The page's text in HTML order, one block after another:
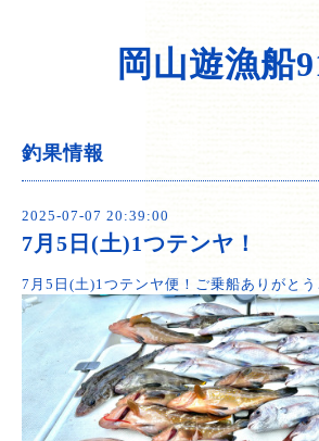
岡山遊漁船
釣果情報
2025-07-07 20:39:00
7月5日(土)1つテンヤ！
7月5日(土)1つテンヤ便！ご乗船ありがとう